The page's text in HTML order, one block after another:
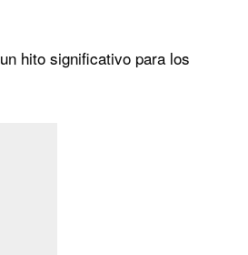
hito significativo para los